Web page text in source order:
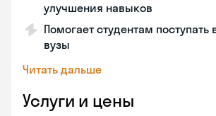
улучшения навыков
Помогает студентам
вузы
Читать дальше
Услуги и цены